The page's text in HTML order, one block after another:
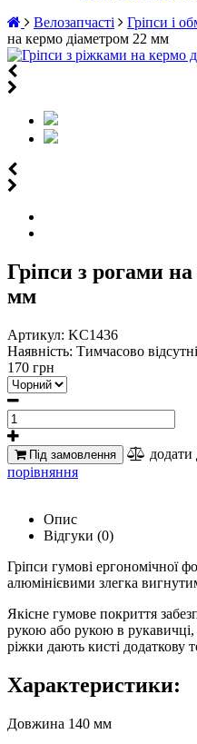
Велозапчасті
Гріпси і
на кермо діаметром 22 мм
Гріпси з рогами
мм
Артикул: KC1436
Наявність: Тимчасово
170 грн
Під замовлення додати
порівняння
Опис
Відгуки (0)
Гріпси гумові ергономічної
алюмінієвими злегка
Якісне гумове покриття
рукою або рукою в рукавичці,
ріжки дають кисті додаткову
Характеристики:
Довжина 140 мм